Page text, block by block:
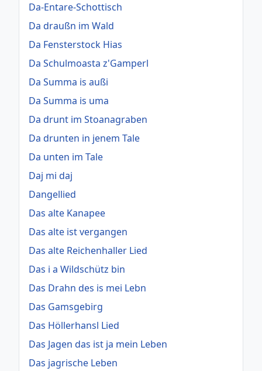
Da-Entare-Schottisch
Da draußn im Wald
Da Fensterstock Hias
Da Schulmoasta z'Gamperl
Da Summa is außi
Da Summa is uma
Da drunt im Stoanagraben
Da drunten in jenem Tale
Da unten im Tale
Daj mi daj
Dangellied
Das alte Kanapee
Das alte ist vergangen
Das alte Reichenhaller Lied
Das i a Wildschütz bin
Das Drahn des is mei Lebn
Das Gamsgebirg
Das Höllerhansl Lied
Das Jagen das ist ja mein Leben
Das jagrische Leben